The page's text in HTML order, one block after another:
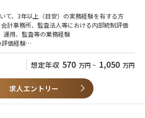
現在は「K-SOX（韓国内部統制基準）」の新規
って極めて重要なフェーズにあります。2026年
社側との頻繁な連携を通じ、グローバル水準の
いく「構築メンバー」を求めています。変革期
少性の高いキャリアを積むことが可能です。
は、以下の通りであり、当面は、監査企画局に
価）、各種オフサイトモニタリングおよび内部
事頂きます。
、3年以上（目安）の実務経験を有する方
計事務所、監査法人等における内部統制評価
運用、監査等の業務経験
価経験
、専門性
報対応経験
ロジェクトリーダー経験
、CISA、CPA等）
想定年収 570 万円 ~ 1,050 万円
求人エントリー